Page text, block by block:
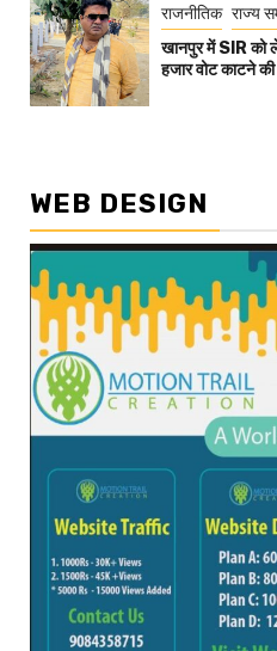
राजनीतिक राज्य
खानपुर में SIR को
हजार वोट काटने
WEB DESIGN